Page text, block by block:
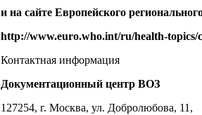
и на сайте Европейского
http://www.euro.who.int/ru/health-topics/
Контактная информация
Документационный центр ВОЗ
127254, г. Москва, ул. Добролюбова, 11,